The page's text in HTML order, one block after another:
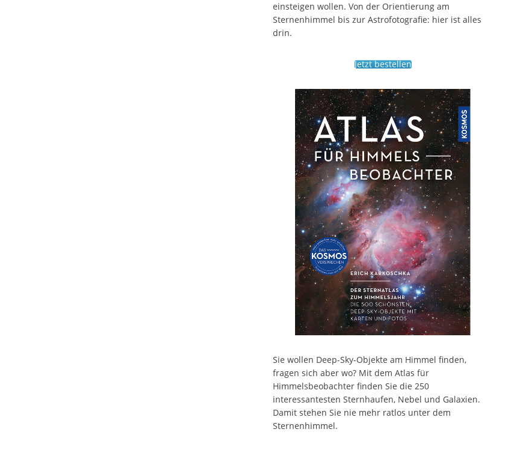
einsteigen wollen. Von der Orientierung am
Sternenhimmel bis zur Astrofotografie: hier ist alles
drin.
Jetzt bestellen
Sie wollen Deep-Sky-Objekte am Himmel finden,
fragen sich aber wo? Mit dem Atlas für
Himmelsbeobachter finden Sie die 250
interessantesten Sternhaufen, Nebel und Galaxien.
Damit stehen Sie nie mehr ratlos unter dem
Sternenhimmel.